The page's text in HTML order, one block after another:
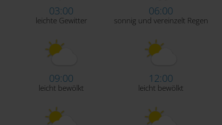
03:00
leichte Gewitter
06:00
sonnig und vereinzelt Regen
09:00
leicht bewölkt
12:00
leicht bewölkt